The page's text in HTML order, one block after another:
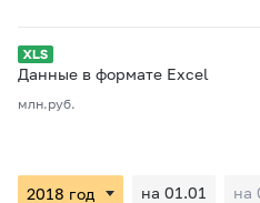
Данные в формате Excel
млн.руб.
на 01.01 на